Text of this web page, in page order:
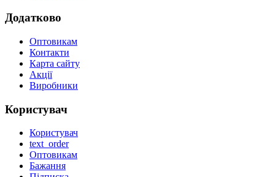
Додатково
Оптовикам
Контакти
Карта сайту
Акції
Виробники
Користувач
Користувач
text_order
Оптовикам
Бажання